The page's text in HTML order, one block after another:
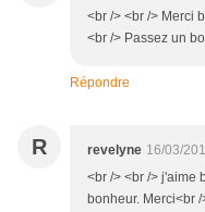
<br /> <br /> Merci
<br /> Passez un
Répondre
R revelyne 16/03/
<br /> <br /> j'aime
bonheur. Merci<br